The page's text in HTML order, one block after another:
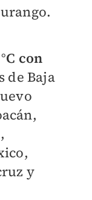
con
de Baja
y